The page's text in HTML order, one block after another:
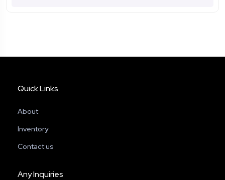
Quick Links
About
Inventory
Contact us
Any Inquiries